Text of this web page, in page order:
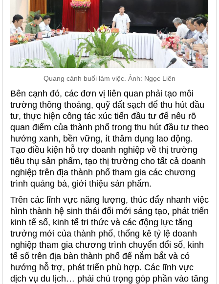
Quang cảnh buổi làm việc. Ảnh: Ngọc Liên
Bên cạnh đó, các đơn vị liên quan phải tạo môi
trường thông thoáng, quỹ đất sạch để thu hút đầu
tư, thực hiện công tác xúc tiến đầu tư để nêu rõ
quan điểm của thành phố trong thu hút đầu tư theo
hướng xanh, bền vững, ít thâm dụng lao động.
Tạo điều kiện hỗ trợ doanh nghiệp về thị trường
tiêu thụ sản phẩm, tạo thị trường cho tất cả doanh
nghiệp trên địa thành phố tham gia các chương
trình quảng bá, giới thiệu sản phẩm.
Trên các lĩnh vực năng lượng, thúc đẩy nhanh việc
hình thành hệ sinh thái đổi mới sáng tạo, phát triển
kinh tế số, kinh tế tri thức và các động lực tăng
trưởng mới của thành phố, thống kê tỷ lệ doanh
nghiệp tham gia chương trình chuyển đổi số, kinh
tế số trên địa bàn thành phố để nắm bắt và có
hướng hỗ trợ, phát triển phù hợp. Các lĩnh vực
dịch vụ du lịch… phải chú trọng góp phần vào tăng